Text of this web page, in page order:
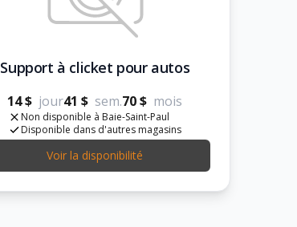
Support à clicket pour autos
14 $ jour41 $ sem.70 $ mois
Non disponible à Baie-Saint-Paul
Disponible dans d'autres magasins
Voir la disponibilité